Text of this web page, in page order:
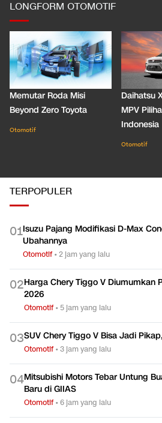
LONGFORM OTOMOTIF
Memutar Roda Misi
Beyond Zero Toyota
Otomotif
Daihatsu
MPV
Indonesia
Otomotif
TERPOPULER
01Isuzu Pajang Modifikasi D-Max
Ubahannya
Otomotif•2 jam yang lalu
02Harga Chery Tiggo V Diumumkan
2026
Otomotif• 5 jam yang lalu
03SUV Chery Tiggo V Bisa Jadi
Otomotif•3 jam yang lalu
04Mitsubishi Motors Tebar Untung
Baru di GIIAS
Otomotif•6 jam yang lalu